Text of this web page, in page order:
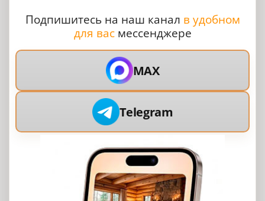
Подпишитесь на наш канал в удобном
для васмессенджере
MAX
Telegram